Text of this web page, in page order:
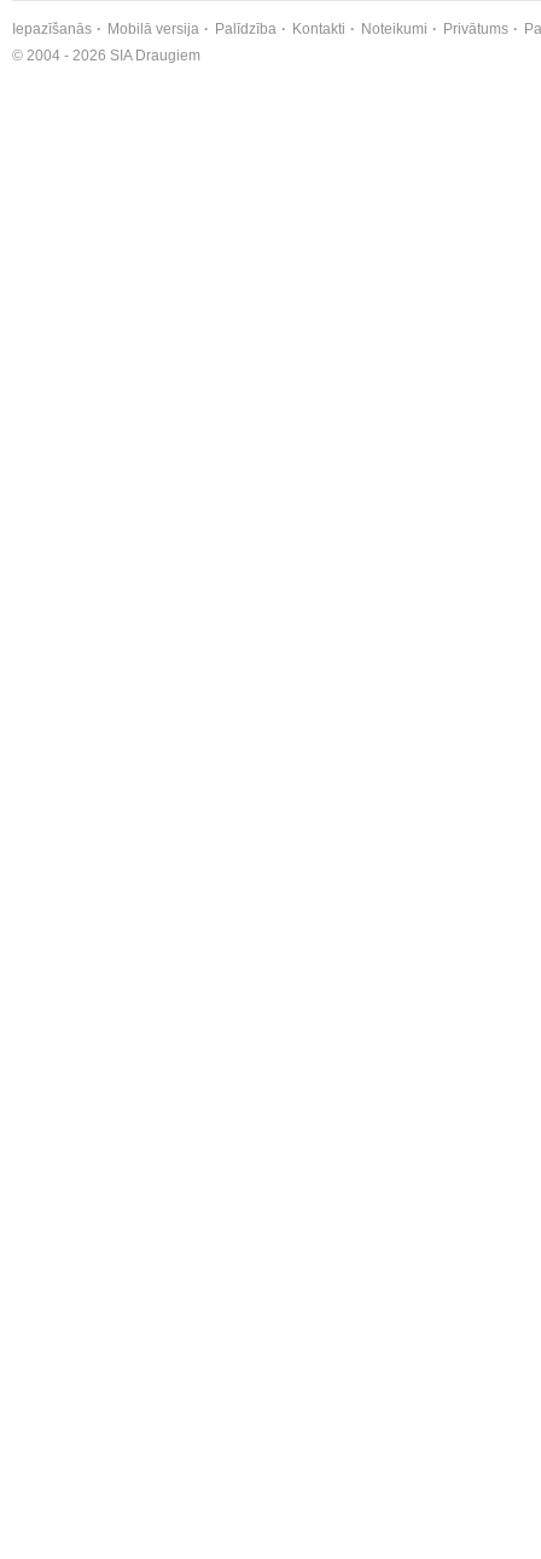
Iepazīšanās Mobilā versija Palīdzība Kontakti Noteikumi Privātums
© 2004 - 2026 SIA Draugiem